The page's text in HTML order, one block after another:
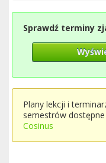
Sprawdź terminy
Plany lekcji i
semestrów
Cosinus